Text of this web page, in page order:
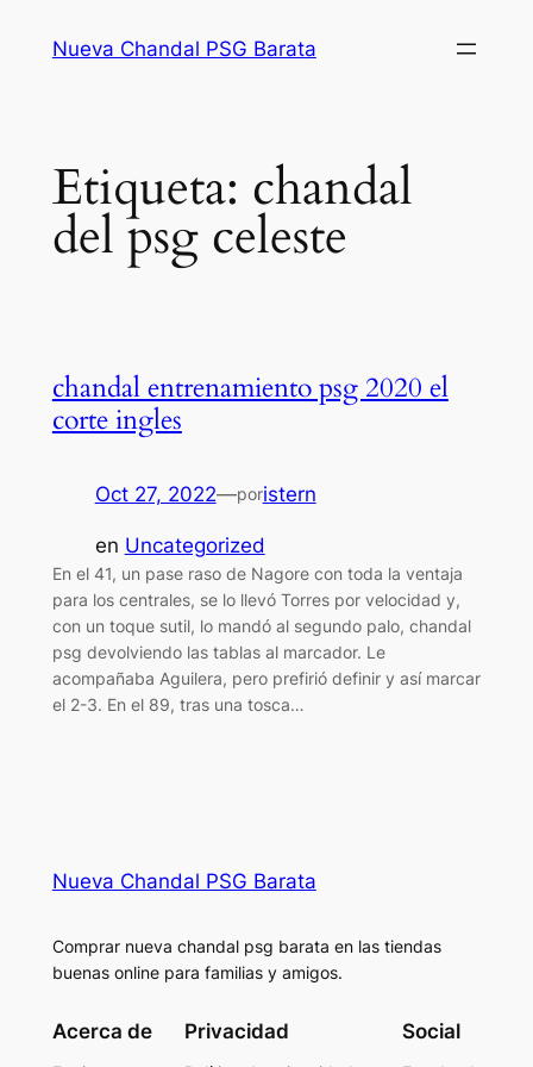
Nueva Chandal PSG Barata
Etiqueta: chandal
del psg celeste
chandal entrenamiento psg 2020 el
corte ingles
Oct 27, 2022—poristern
en Uncategorized
En el 41, un pase raso de Nagore con toda la ventaja
para los centrales, se lo llevó Torres por velocidad y,
con un toque sutil, lo mandó al segundo palo, chandal
psg devolviendo las tablas al marcador. Le
acompañaba Aguilera, pero prefirió definir y así marcar
el 2-3. En el 89, tras una tosca…
Nueva Chandal PSG Barata
Comprar nueva chandal psg barata en las tiendas
buenas online para familias y amigos.
Acerca de Privacidad Social